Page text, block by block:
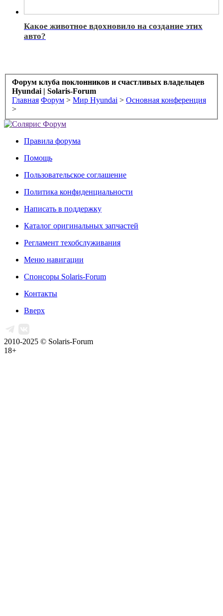
Какое животное вдохновило на создание этих
авто?
Форум клуба поклонников и счастливых владельцев
Hyundai | Solaris-Forum
Главная Форум > Мир Hyundai > Основная конференция
>
Правила форума
Помощь
Пользовательское соглашение
Политика конфиденциальности
Написать в поддержку
Каталог оригинальных запчастей
Регламент техобслуживания
Меню навигации
Спонсоры Solaris-Forum
Контакты
Вверх
2010-2025 © Solaris-Forum
18+